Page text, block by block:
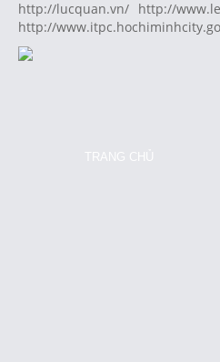
http://lucquan.vn/ http://
http://
TRANG CHỦ